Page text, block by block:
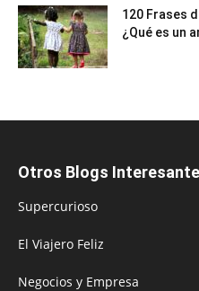
120 Frases
¿Qué es un
Otros Blogs
Supercurioso
El Viajero Feliz
Negocios y Empresa